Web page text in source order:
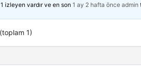
izleyen vardır ve en son 1 ay 2 hafta önce admin
1)